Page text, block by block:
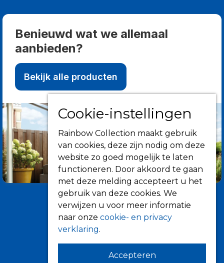
Benieuwd wat we allemaal
aanbieden?
Bekijk alle producten
Informatie
Cookie-instellingen
Rainbow Collection maakt gebruik
van cookies, deze zijn nodig om deze
website zo goed mogelijk te laten
functioneren. Door akkoord te gaan
met deze melding accepteert u het
gebruik van deze cookies. We
verwijzen u voor meer informatie
naar onze cookie- en privacy
verklaring.
Accepteren